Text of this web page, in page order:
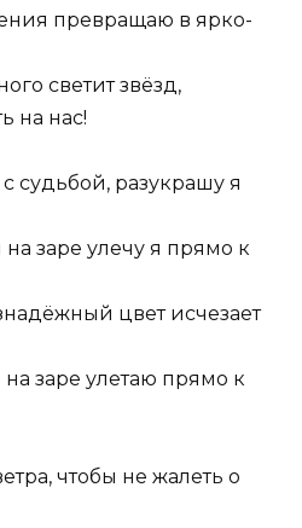
превращаю в ярко-
светит звёзд,
на нас!
судьбой, разукрашу я
заре улечу я прямо к
цвет исчезает
заре улетаю прямо к
чтобы не жалеть о